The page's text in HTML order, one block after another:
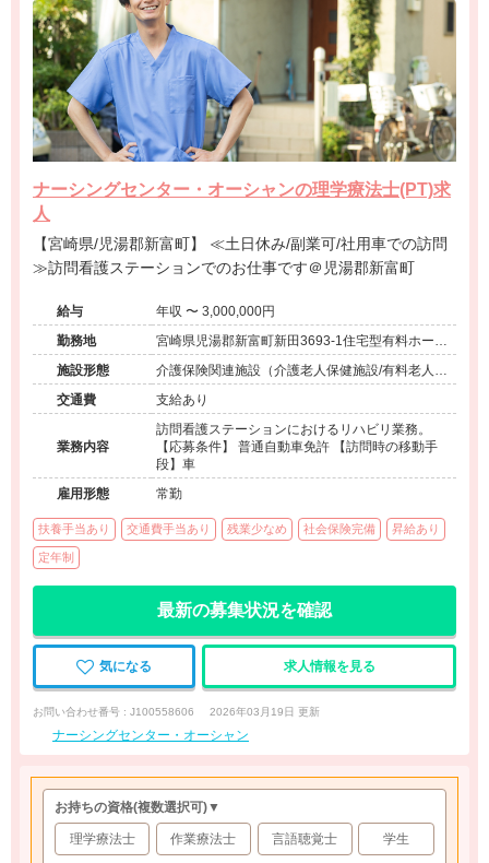
ナーシングセンター・オーシャンの理学療法士(PT)求
人
【宮崎県/児湯郡新富町】 ≪土日休み/副業可/社用車での訪問
≫訪問看護ステーションでのお仕事です＠児湯郡新富町
給与
年収 〜 3,000,000円
勤務地
宮崎県児湯郡新富町新田3693-1住宅型有料ホーム
ナーシングホーム・オーシャン併設
施設形態
介護保険関連施設（介護老人保健施設/有料老人ホ
ーム）
交通費 支給あり
業務内容
訪問看護ステーションにおけるリハビリ業務。
【応募条件】 普通自動車免許 【訪問時の移動手
段】車
雇用形態
常勤
扶養手当あり 交通費手当あり 残業少なめ 社会保険完備 昇給あり
定年制
最新の募集状況を確認
気になる 求人情報を見る
お問い合わせ番号 : J100558606 2026年03月19日 更新
ナーシングセンター・オーシャン
お持ちの資格(複数選択可)▼
理学療法士 作業療法士 言語聴覚士 学生